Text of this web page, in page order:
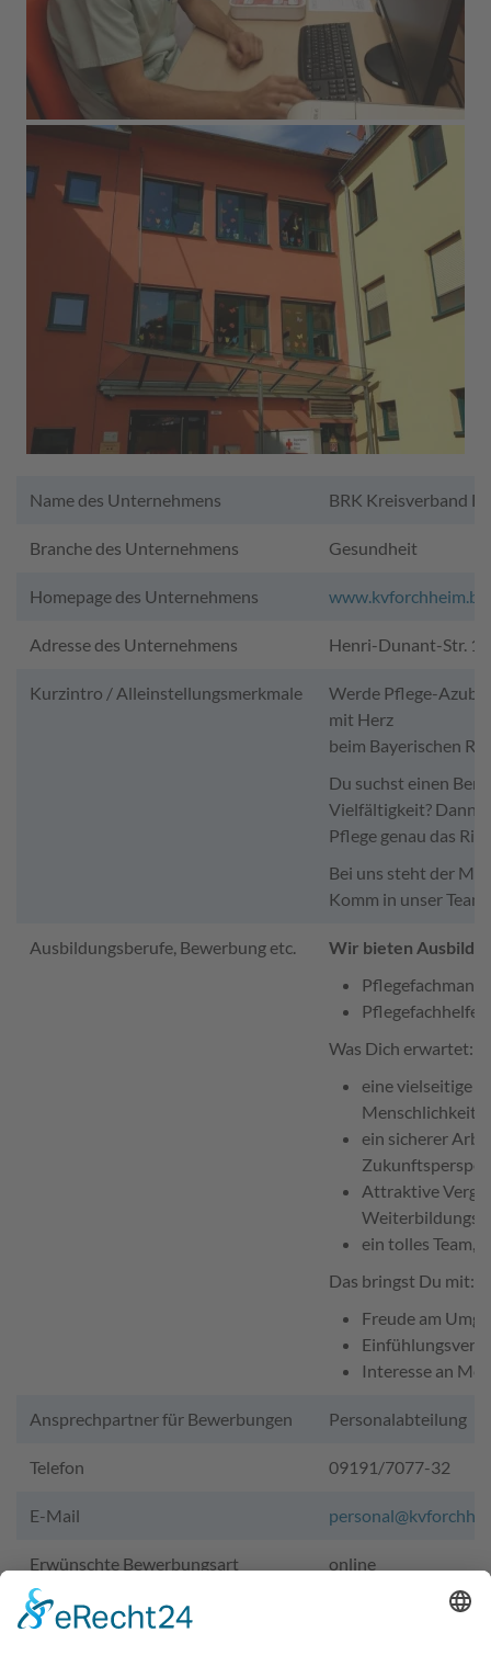
Name des Unternehmens BRK Kreisverband
Branche des Unternehmens Gesundheit
Homepage des Unternehmens
Adresse des Unternehmens Henri-Dunant-Str. 1,
Kurzintro / Alleinstellungsmerkmale
Werde Pflege-Azubi
mit Herz
beim Bayerischen
Du suchst einen
Vielfältigkeit? Dann
Pflege genau das
Bei uns steht der
Komm in unser
Ausbildungsberufe, Bewerbung etc.
Wir bieten
Was Dich erwartet:
eine vielseitige
Menschlichkeit
ein sicherer
Attraktive
ein tolles Team,
Das bringst Du mit:
Freude am
Interesse an
Ansprechpartner für Bewerbungen Personalabteilung
Telefon 09191/7077-32
E-Mail
Erwünschte Bewerbungsart online